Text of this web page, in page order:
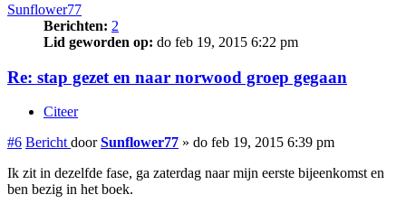
Sunflower77
Berichten: 2
Lid geworden op: do feb 19, 2015 6:22 pm
Re: stap gezet en naar norwood groep gegaan
Citeer
#6 Bericht doorSunflower77 » do feb 19, 2015 6:39 pm
Ik zit in dezelfde fase, ga zaterdag naar mijn eerste bijeenkomst en
ben bezig in het boek.